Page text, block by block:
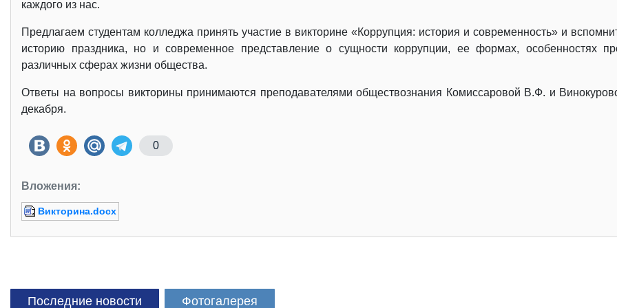
каждого из нас.
Предлагаем студентам колледжа принять участие в викторине «Коррупция: история и современность» и
историю праздника, но и современное представление о сущности коррупции, ее формах, особенностях
различных сферах жизни общества.
Ответы на вопросы викторины принимаются преподавателями обществознания Комиссаровой В.Ф. и
декабря.
0
Вложения:
Викторина.docx
Последние новости Фотогалерея